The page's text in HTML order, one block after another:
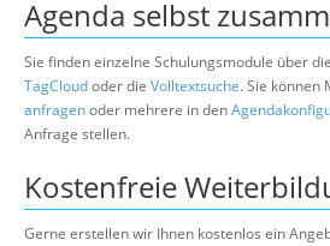
Agenda selbst
Sie finden einzelne Schulungsmodule über
TagCloudoder die Volltextsuche. Sie können
anfragenoder mehrere in den
Anfrage stellen.
Kostenfreie
Gerne erstellen wir Ihnen kostenlos ein